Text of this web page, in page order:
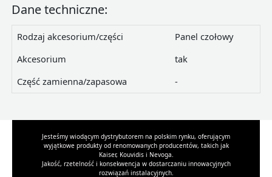
Dane techniczne:
Rodzaj akcesorium/części
Panel czołowy
Akcesorium
tak
Część zamienna/zapasowa
-
Jesteśmy wiodącym dystrybutorem na polskim rynku, oferującym
wyjątkowe produkty od renomowanych producentów, takich jak
Kaiser, Kouvidis i Nevoga.
Jakość, rzetelność i konsekwencja w dostarczaniu innowacyjnych
rozwiązań instalacyjnych.